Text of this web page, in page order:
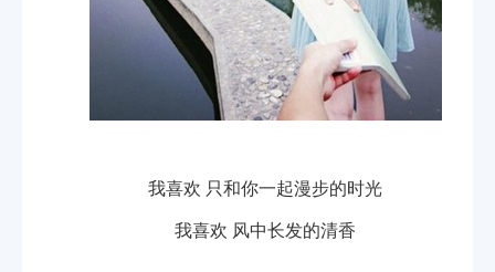
我喜欢 只和你一起漫步的时光
我喜欢 风中长发的清香